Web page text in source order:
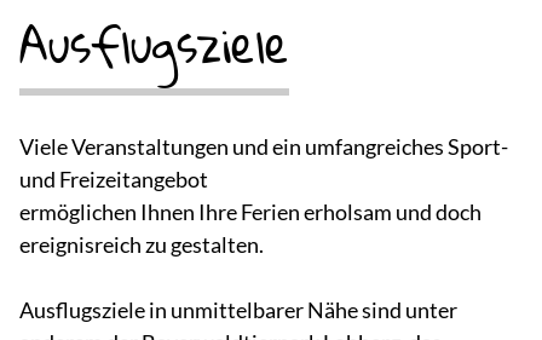
Ausflugsziele
Viele Veranstaltungen und ein umfangreiches Sport-
und Freizeitangebot
ermöglichen Ihnen Ihre Ferien erholsam und doch
ereignisreich zu gestalten.
Ausflugsziele in unmittelbarer Nähe sind unter